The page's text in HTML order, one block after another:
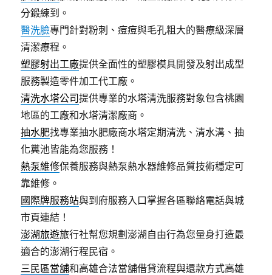
分鍛練到。
醫洗臉專門針對粉刺、痘痘與毛孔粗大的醫療級深層
清潔療程。
塑膠射出工廠提供全面性的塑膠模具開發及射出成型
服務製造零件加工代工廠。
清洗水塔公司提供專業的水塔清洗服務對象包含桃園
地區的工廠和水塔清潔廠商。
抽水肥找專業抽水肥廠商水塔定期清洗、清水溝、抽
化糞池皆能為您服務！
熱泵維修保養服務與熱泵熱水器維修品質技術穩定可
靠維修。
國際牌服務站與到府服務入口掌握各區聯絡電話與城
市頁連結！
澎湖旅遊旅行社幫您規劃澎湖自由行為您量身打造最
適合的澎湖行程民宿。
三民區當舖和高雄合法當舖借貸流程與還款方式高雄